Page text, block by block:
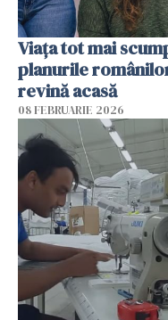
Viața tot mai
planurile
revină acasă
08 FEBRUARIE 2026